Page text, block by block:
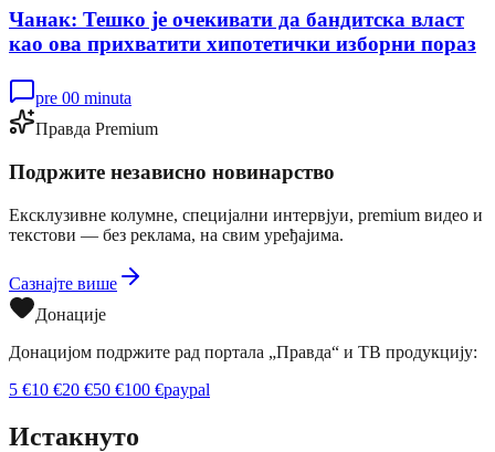
Чанак: Тешко је очекивати да бандитска власт
као ова прихватити хипотетички изборни пораз
pre 00 minuta
Правда Premium
Подржите независно новинарство
Ексклузивне колумне, специјални интервјуи, premium видео и
текстови — без реклама, на свим уређајима.
Сазнајте више
Донације
Донацијом подржите рад портала „Правда“ и ТВ продукцију:
5 €10 €20 €50 €100 €paypal
Истакнуто